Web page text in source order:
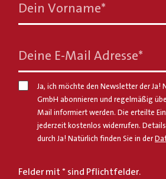
Dein Vorname*
Deine E-Mail Adresse*
Ja, ich möchte den Newsletter der Ja!
GmbH abonnieren und regelmäßig
Mail informiert werden. Die erteilte
jederzeit kostenlos widerrufen.
durch Ja! Natürlich finden Sie in der
Felder mit * sind Pflichtfelder.